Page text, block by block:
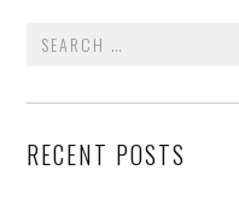
for:
RECENT POSTS